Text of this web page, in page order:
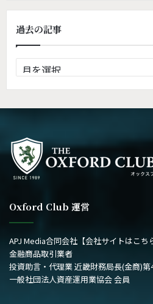
過去の記事
去
の
Oxford Club 運営
APJ Media合同会社 【会社サイトはこち
金融商品取引業者
投資助言・代理業 近畿財務局長(金商)第
一般社団法人資産運用業協会 会員